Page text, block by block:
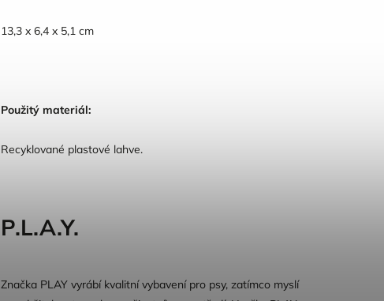
13,3 x 6,4 x 5,1 cm
Použitý materiál:
Recyklované plastové lahve.
P.L.A.Y.
Značka PLAY vyrábí kvalitní vybavení pro psy, zatímco myslí